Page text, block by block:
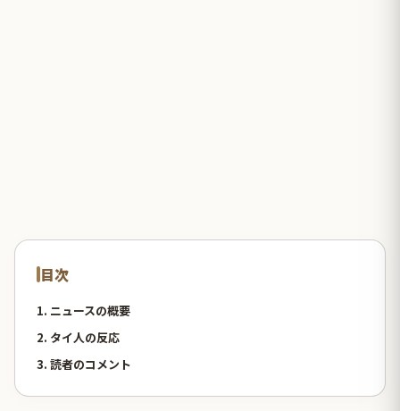
目次
1. ニュースの概要
2. タイ人の反応
3. 読者のコメント